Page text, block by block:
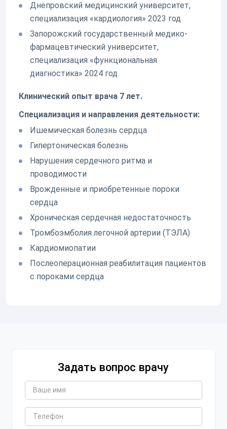
Днепровский медицинский университет,
специализация «кардиология» 2023 год
Запорожский государственный медико-
фармацевтический университет,
специализация «функциональная
диагностика» 2024 год
Клинический опыт врача 7 лет.
Специализация и направления деятельности:
Ишемическая болезнь сердца
Гипертоническая болезнь
Нарушения сердечного ритма и
проводимости
Врожденные и приобретенные пороки
сердца
Хроническая сердечная недостаточность
Тромбоэмболия легочной артерии (ТЭЛА)
Кардиомиопатии
Послеоперационная реабилитация пациентов
с пороками сердца
Задать вопрос врачу
данные
Спасибо!